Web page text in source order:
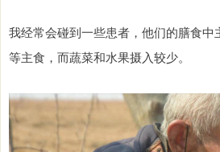
我经常会碰到一些患者，他们的膳食
等主食，而蔬菜和水果摄入较少。